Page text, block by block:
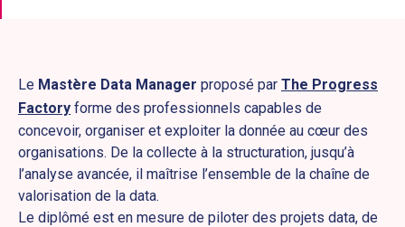
Le Mastère Data Manager proposé par The Progress
Factory forme des professionnels capables de
concevoir, organiser et exploiter la donnée au cœur des
organisations. De la collecte à la structuration, jusqu’à
l’analyse avancée, il maîtrise l’ensemble de la chaîne de
valorisation de la data.
Le diplômé est en mesure de piloter des projets data, de